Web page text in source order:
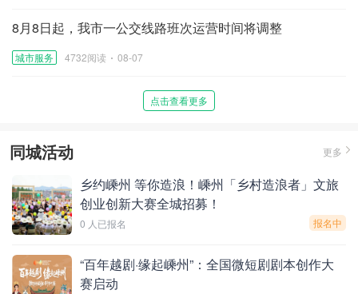
8月8日起，我市一公交线路班次运营时间将调整
城市服务 4732阅读 08-07
点击查看更多
同城活动 更多
乡约嵊州 等你造浪！嵊州「乡村造浪者」文旅
创业创新大赛全城招募！
报名中
0 人已报名
“百年越剧·缘起嵊州”：全国微短剧剧本创作大
赛启动